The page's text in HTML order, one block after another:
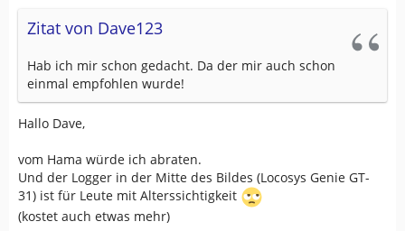
Zitat von Dave123
Hab ich mir schon gedacht. Da der mir auch schon
einmal empfohlen wurde!
Hallo Dave,
vom Hama würde ich abraten.
Und der Logger in der Mitte des Bildes (Locosys Genie GT-
31) ist für Leute mit Alterssichtigkeit
(kostet auch etwas mehr)